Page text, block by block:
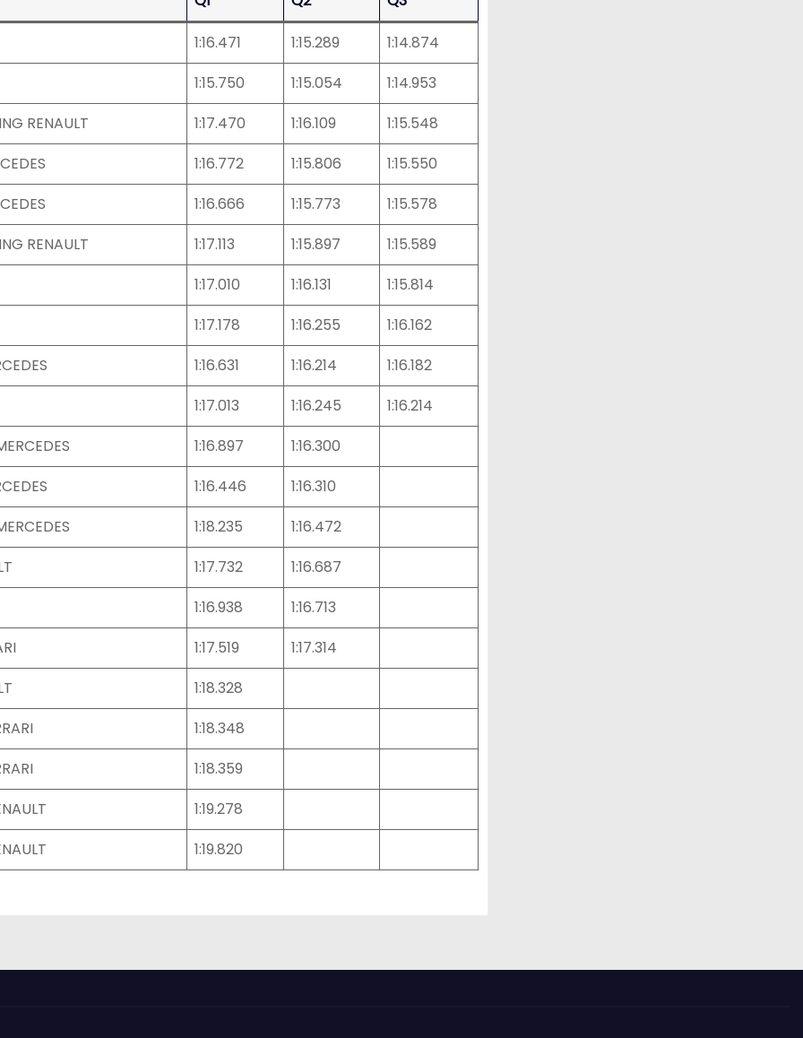
1:16.471 1:15.289
1:14.874
1:15.750 1:15.054
1:14.953
RENAULT 1:17.470 1:16.109
1:15.548
1:16.772 1:15.806
1:15.550
1:16.666 1:15.773
1:15.578
RENAULT 1:17.113 1:15.897
1:15.589
1:17.010 1:16.131
1:15.814
1:17.178 1:16.255
1:16.162
1:16.631 1:16.214
1:16.182
1:17.013 1:16.245
1:16.214
1:16.897
1:16.300
1:16.446
1:16.310
1:18.235
1:16.472
1:17.732
1:16.687
1:16.938
1:16.713
1:17.519
1:17.314
1:18.328
1:18.348
1:18.359
1:19.278
1:19.820